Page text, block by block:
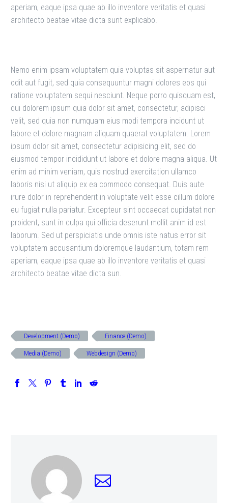
aperiam, eaque ipsa quae ab illo inventore veritatis et quasi
architecto beatae vitae dicta sunt explicabo.
Nemo enim ipsam voluptatem quia voluptas sit aspernatur aut
odit aut fugit, sed quia consequuntur magni dolores eos qui
ratione voluptatem sequi nesciunt. Neque porro quisquam est,
qui dolorem ipsum quia dolor sit amet, consectetur, adipisci
velit, sed quia non numquam eius modi tempora incidunt ut
labore et dolore magnam aliquam quaerat voluptatem. Lorem
ipsum dolor sit amet, consectetur adipisicing elit, sed do
eiusmod tempor incididunt ut labore et dolore magna aliqua. Ut
enim ad minim veniam, quis nostrud exercitation ullamco
laboris nisi ut aliquip ex ea commodo consequat. Duis aute
irure dolor in reprehenderit in voluptate velit esse cillum dolore
eu fugiat nulla pariatur. Excepteur sint occaecat cupidatat non
proident, sunt in culpa qui officia deserunt mollit anim id est
laborum. Sed ut perspiciatis unde omnis iste natus error sit
voluptatem accusantium doloremque laudantium, totam rem
aperiam, eaque ipsa quae ab illo inventore veritatis et quasi
architecto beatae vitae dicta sun.
Development (Demo) Finance (Demo)
Media (Demo) Webdesign (Demo)